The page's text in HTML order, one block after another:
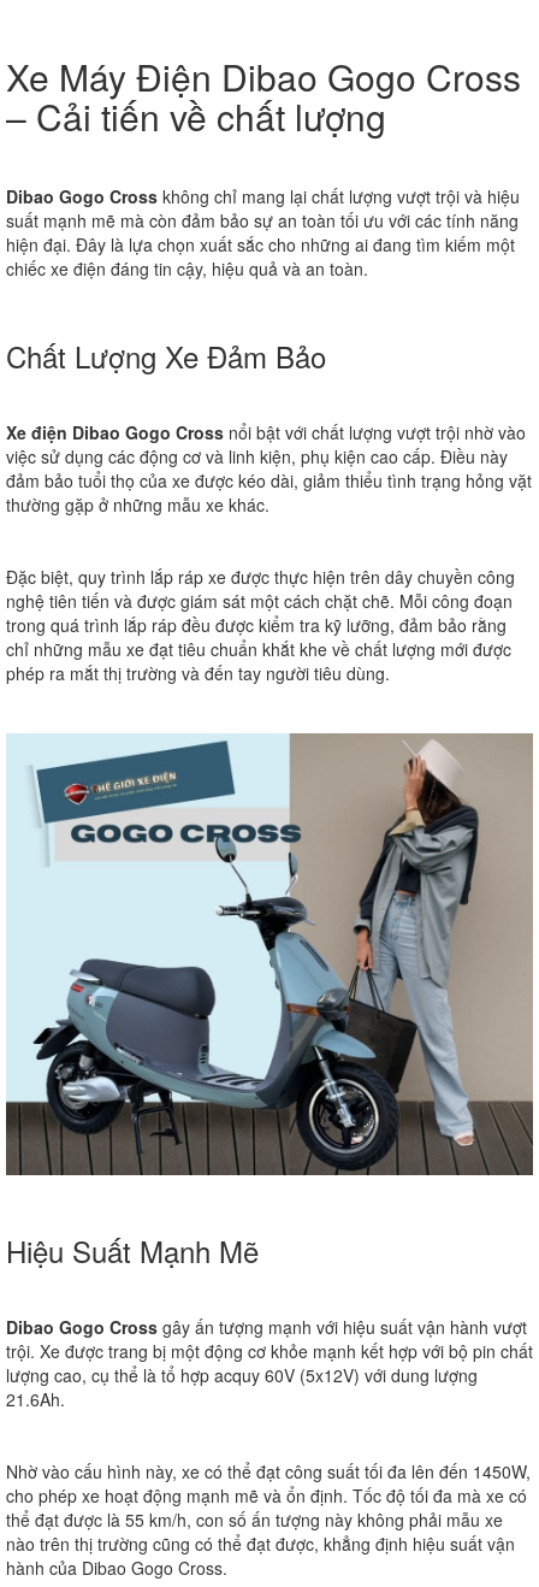
Xe Máy Điện Dibao Gogo Cross
– Cải tiến về chất lượng
Dibao Gogo Cross không chỉ mang lại chất lượng vượt trội và hiệu
suất mạnh mẽ mà còn đảm bảo sự an toàn tối ưu với các tính năng
hiện đại. Đây là lựa chọn xuất sắc cho những ai đang tìm kiếm một
chiếc xe điện đáng tin cậy, hiệu quả và an toàn.
Chất Lượng Xe Đảm Bảo
Xe điện Dibao Gogo Cross nổi bật với chất lượng vượt trội nhờ vào
việc sử dụng các động cơ và linh kiện, phụ kiện cao cấp. Điều này
đảm bảo tuổi thọ của xe được kéo dài, giảm thiểu tình trạng hỏng vặt
thường gặp ở những mẫu xe khác.
Đặc biệt, quy trình lắp ráp xe được thực hiện trên dây chuyền công
nghệ tiên tiến và được giám sát một cách chặt chẽ. Mỗi công đoạn
trong quá trình lắp ráp đều được kiểm tra kỹ lưỡng, đảm bảo rằng
chỉ những mẫu xe đạt tiêu chuẩn khắt khe về chất lượng mới được
phép ra mắt thị trường và đến tay người tiêu dùng.
Hiệu Suất Mạnh Mẽ
Dibao Gogo Cross gây ấn tượng mạnh với hiệu suất vận hành vượt
trội. Xe được trang bị một động cơ khỏe mạnh kết hợp với bộ pin chất
lượng cao, cụ thể là tổ hợp acquy 60V (5x12V) với dung lượng
21.6Ah.
Nhờ vào cấu hình này, xe có thể đạt công suất tối đa lên đến 1450W,
cho phép xe hoạt động mạnh mẽ và ổn định. Tốc độ tối đa mà xe có
thể đạt được là 55 km/h, con số ấn tượng này không phải mẫu xe
nào trên thị trường cũng có thể đạt được, khẳng định hiệu suất vận
hành của Dibao Gogo Cross.